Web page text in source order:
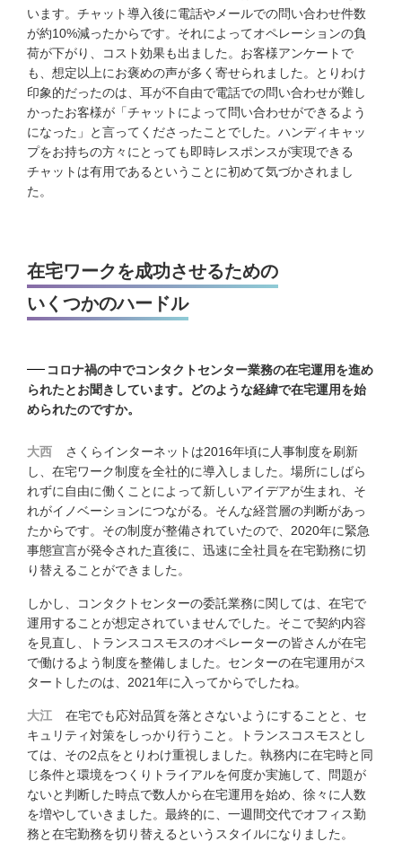
います。チャット導入後に電話やメールでの問い合わせ件数
が約10%減ったからです。それによってオペレーションの負
荷が下がり、コスト効果も出ました。お客様アンケートで
も、想定以上にお褒めの声が多く寄せられました。とりわけ
印象的だったのは、耳が不自由で電話での問い合わせが難し
かったお客様が「チャットによって問い合わせができるよう
になった」と言ってくださったことでした。ハンディキャッ
プをお持ちの方々にとっても即時レスポンスが実現できる
チャットは有用であるということに初めて気づかされまし
た。
在宅ワークを成功させるための
いくつかのハードル
コロナ禍の中でコンタクトセンター業務の在宅運用を進め
られたとお聞きしています。どのような経緯で在宅運用を始
められたのですか。
大西
さくらインターネットは2016年頃に人事制度を刷新
し、在宅ワーク制度を全社的に導入しました。場所にしばら
れずに自由に働くことによって新しいアイデアが生まれ、そ
れがイノベーションにつながる。そんな経営層の判断があっ
たからです。その制度が整備されていたので、2020年に緊急
事態宣言が発令された直後に、迅速に全社員を在宅勤務に切
り替えることができました。
しかし、コンタクトセンターの委託業務に関しては、在宅で
運用することが想定されていませんでした。そこで契約内容
を見直し、トランスコスモスのオペレーターの皆さんが在宅
で働けるよう制度を整備しました。センターの在宅運用がス
タートしたのは、2021年に入ってからでしたね。
大江
在宅でも応対品質を落とさないようにすることと、セ
キュリティ対策をしっかり行うこと。トランスコスモスとし
ては、その2点をとりわけ重視しました。執務内に在宅時と同
じ条件と環境をつくりトライアルを何度か実施して、問題が
ないと判断した時点で数人から在宅運用を始め、徐々に人数
を増やしていきました。最終的に、一週間交代でオフィス勤
務と在宅勤務を切り替えるというスタイルになりました。